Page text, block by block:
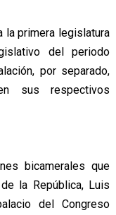
la primera legislatura
del periodo
por separado,
sus respectivos
bicamerales que
la República, Luis
del Congreso